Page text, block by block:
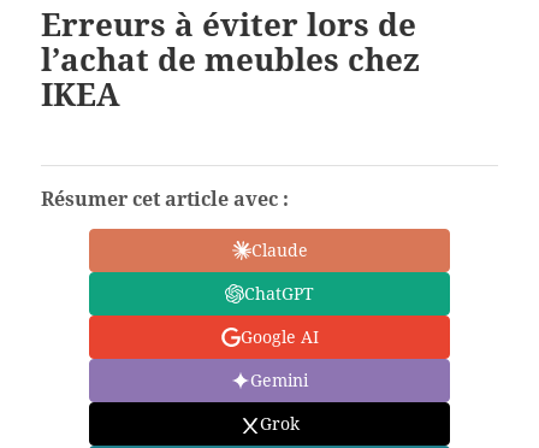
Erreurs à éviter lors de
l’achat de meubles chez
IKEA
Résumer cet article avec :
Claude
ChatGPT
Google AI
Gemini
Grok